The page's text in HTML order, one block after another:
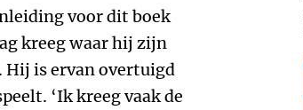
voor dit boek
kreeg waar hij zijn
Hij is ervan overtuigd
‘Ik kreeg vaak de